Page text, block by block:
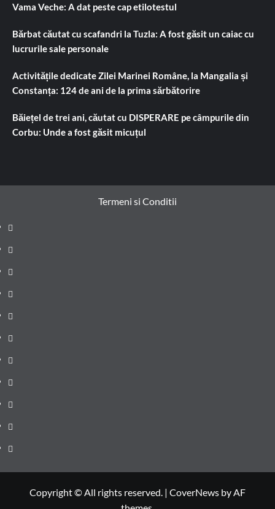
Vama Veche: A dat peste cap etilotestul
Bărbat căutat cu scafandri la Tuzla: A fost găsit un caiac cu
lucrurile sale personale
Activitățile dedicate Zilei Marinei Române, la Mangalia și
Constanța: 124 de ani de la prima sărbătorire
Băiețel de trei ani, căutat cu DISPERARE pe câmpurile din
Corbu: Unde a fost găsit micuțul
Termeni si Conditii
Prima
pagină
Știri
de
ultima
Administrație
locală
Actualitate
Justiție
Cultura
Sănătate
Litoral
Joburi
Politică
Comunicate
Copyright © All rights reserved. | CoverNews by AF